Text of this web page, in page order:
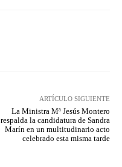
ARTÍCULO SIGUIENTE
La Ministra Mª Jesús Montero
respalda la candidatura de Sandra
Marín en un multitudinario acto
celebrado esta misma tarde